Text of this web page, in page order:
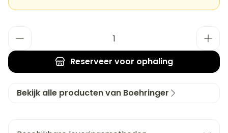
Reserveer voor ophaling
Bekijk alle producten van Boehringer